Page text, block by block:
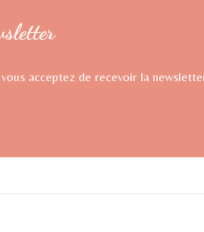
vous acceptez de recevoir la